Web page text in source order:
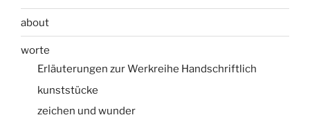
about
worte
Erläuterungen zur Werkreihe Handschriftlich
kunststücke
zeichen und wunder